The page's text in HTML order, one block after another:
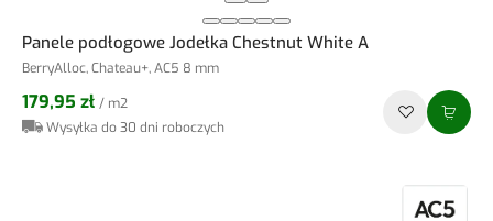
Panele podłogowe Jodełka Chestnut White A
BerryAlloc, Chateau+, AC5 8 mm
179,95 zł / m2
Wysyłka do 30 dni roboczych